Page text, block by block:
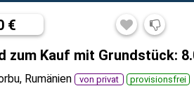
€
zum Kauf mit Grundstück:
Rumänien von privat provisionsfrei